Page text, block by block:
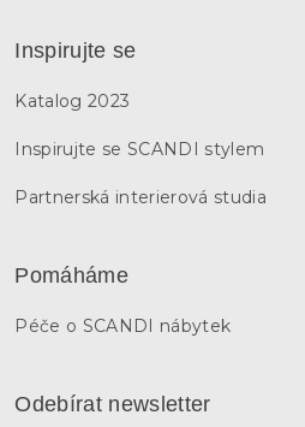
Inspirujte se
Katalog 2023
Inspirujte se SCANDI stylem
Partnerská interierová studia
Pomáháme
Péče o SCANDI nábytek
Odebírat newsletter